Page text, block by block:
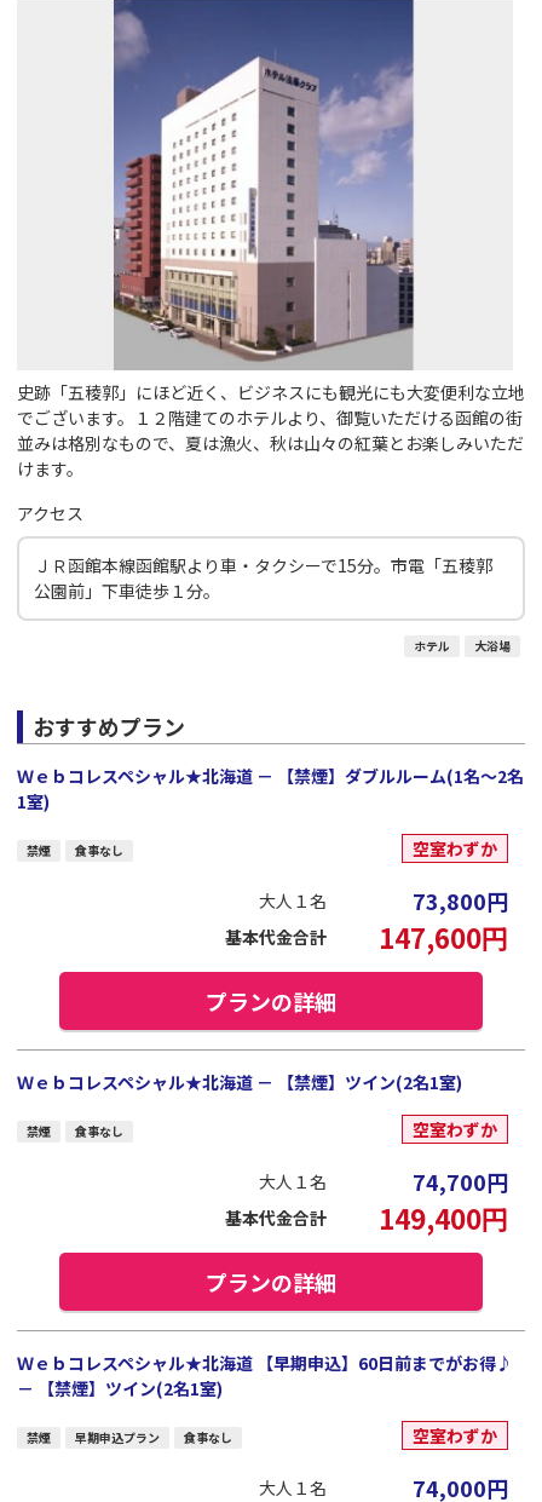
史跡「五稜郭」にほど近く、ビジネスにも観光にも大変便利な立地
でございます。１２階建てのホテルより、御覧いただける函館の街
並みは格別なもので、夏は漁火、秋は山々の紅葉とお楽しみいただ
けます。
アクセス
ＪＲ函館本線函館駅より車・タクシーで15分。市電「五稜郭
公園前」下車徒歩１分。
ホテル 大浴場
おすすめプラン
Ｗｅｂコレスペシャル★北海道 － 【禁煙】ダブルルーム(1名～2名
1室)
禁煙 食事なし 空室わずか
大人１名 73,800円
基本代金合計 147,600円
プランの詳細
Ｗｅｂコレスペシャル★北海道 － 【禁煙】ツイン(2名1室)
禁煙 食事なし 空室わずか
大人１名 74,700円
基本代金合計 149,400円
プランの詳細
Ｗｅｂコレスペシャル★北海道 【早期申込】60日前までがお得♪
－ 【禁煙】ツイン(2名1室)
禁煙 早期申込プラン 食事なし 空室わずか
大人１名 74,000円